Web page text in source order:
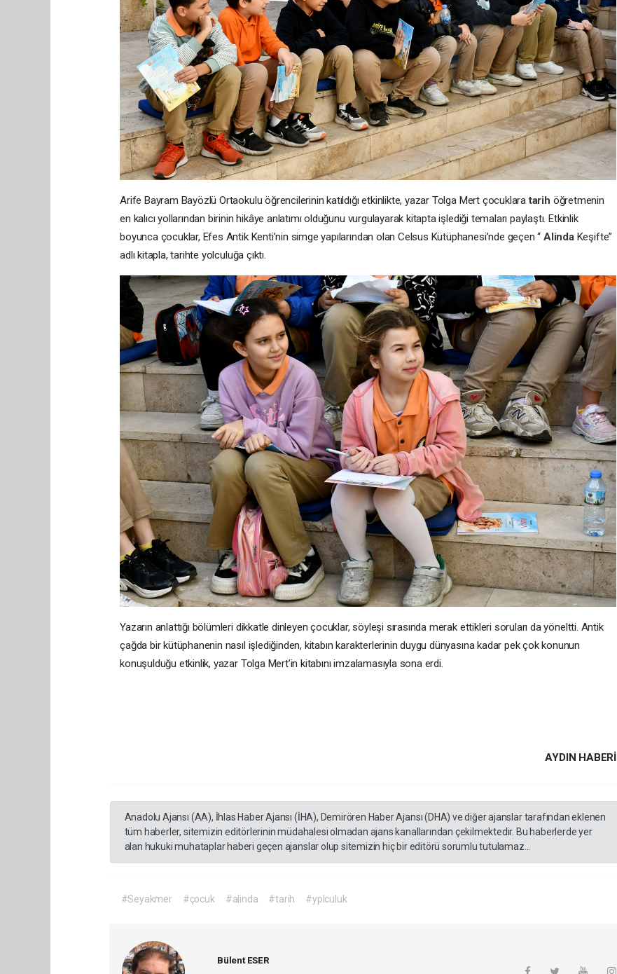
Arife Bayram Bayözlü Ortaokulu öğrencilerinin katıldığı etkinlikte, yazar Tolga Mert çocuklaratarih öğretmenin
en kalıcı yollarından birinin hikâye anlatımı olduğunu vurgulayarak kitapta işlediği temaları paylaştı. Etkinlik
boyunca çocuklar, Efes Antik Kenti’nin simge yapılarından olan Celsus Kütüphanesi’nde geçen “Alinda Keşifte”
adlı kitapla, tarihte yolculuğa çıktı.
Yazarın anlattığı bölümleri dikkatle dinleyen çocuklar, söyleşi sırasında merak ettikleri soruları da yöneltti. Antik
çağda bir kütüphanenin nasıl işlediğinden, kitabın karakterlerinin duygu dünyasına kadar pek çok konunun
konuşulduğu etkinlik, yazar Tolga Mert’in kitabını imzalamasıyla sona erdi.
AYDIN HABERİ
Anadolu Ajansı (AA), İhlas Haber Ajansı (İHA), Demirören Haber Ajansı (DHA) ve diğer ajanslar tarafından eklenen
tüm haberler, sitemizin editörlerinin müdahalesi olmadan ajans kanallarından çekilmektedir. Bu haberlerde yer
alan hukuki muhataplar haberi geçen ajanslar olup sitemizin hiç bir editörü sorumlu tutulamaz...
#Seyakmer #çocuk #alinda #tarih #yplculuk
Bülent ESER